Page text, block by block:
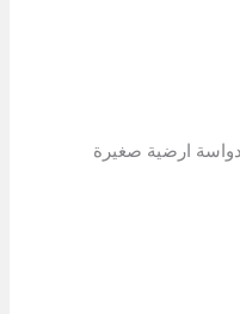
دواسة ارضية صغيرة